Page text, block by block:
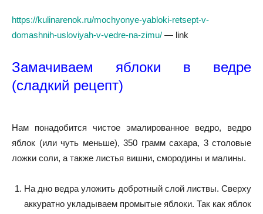
https://kulinarenok.ru/mochyonye-yabloki-retsept-v-
domashnih-usloviyah-v-vedre-na-zimu/ — link
Замачиваем яблоки в ведре
(сладкий рецепт)
Нам понадобится чистое эмалированное ведро, ведро
яблок (или чуть меньше), 350 грамм сахара, 3 столовые
ложки соли, а также листья вишни, смородины и малины.
На дно ведра уложить добротный слой листвы. Сверху
аккуратно укладываем промытые яблоки. Так как яблок